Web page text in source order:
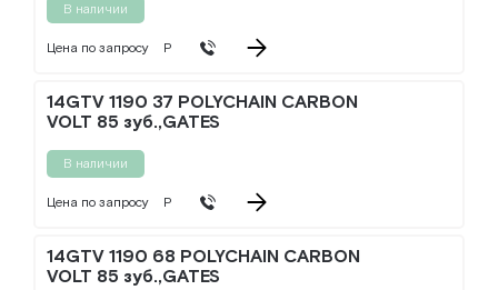
В наличии
Цена по запросу Р
14GTV 1190 37 POLYCHAIN CARBON
VOLT 85 зуб.,GATES
В наличии
Цена по запросу Р
14GTV 1190 68 POLYCHAIN CARBON
VOLT 85 зуб.,GATES